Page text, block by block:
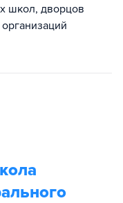
школ, дворцов